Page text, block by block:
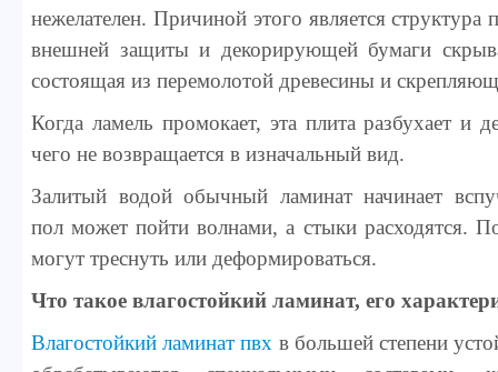
нежелателен. Причиной этого является
внешней защиты и декорирующей бумаги
состоящая из перемолотой древесины и
Когда ламель промокает, эта плита разбухает и
чего не возвращается в изначальный вид.
Залитый водой обычный ламинат начинает
пол может пойти волнами, а стыки расходятся.
могут треснуть или деформироваться.
Что такое влагостойкий ламинат, его
Влагостойкий ламинат пвх в большей степени